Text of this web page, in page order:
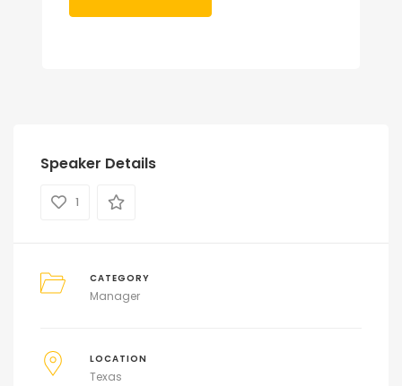
Speaker Details
1
CATEGORY
Manager
LOCATION
Texas